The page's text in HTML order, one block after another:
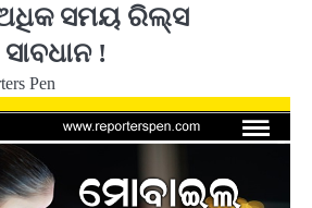
ଅଧିକ ସମୟ ରିଲ୍ସ
!
Pen